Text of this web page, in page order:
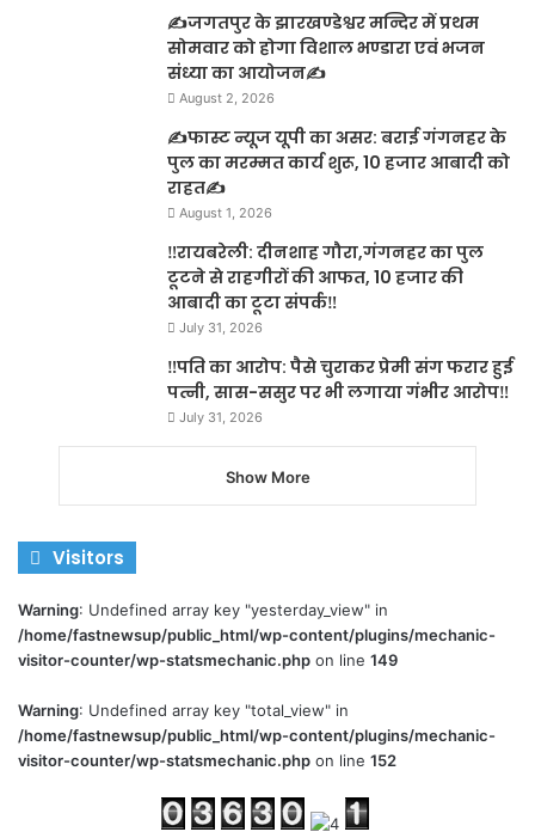
✍️जगतपुर के झारखण्डेश्वर मन्दिर में प्रथम
सोमवार को होगा विशाल भण्डारा एवं भजन
संध्या का आयोजन✍️
August 2, 2026
✍️फास्ट न्यूज यूपी का असर: बराई गंगनहर के
पुल का मरम्मत कार्य शुरू, 10 हजार आबादी को
राहत✍️
August 1, 2026
‼️रायबरेली: दीनशाह गौरा,गंगनहर का पुल
टूटने से राहगीरों की आफत, 10 हजार की
आबादी का टूटा संपर्क‼️
July 31, 2026
‼️पति का आरोप: पैसे चुराकर प्रेमी संग फरार हुई
पत्नी, सास-ससुर पर भी लगाया गंभीर आरोप‼️
July 31, 2026
Show More
Visitors
Warning: Undefined array key "yesterday_view" in
/home/fastnewsup/public_html/wp-content/plugins/mechanic-
visitor-counter/wp-statsmechanic.php on line 149
Warning: Undefined array key "total_view" in
/home/fastnewsup/public_html/wp-content/plugins/mechanic-
visitor-counter/wp-statsmechanic.php on line 152